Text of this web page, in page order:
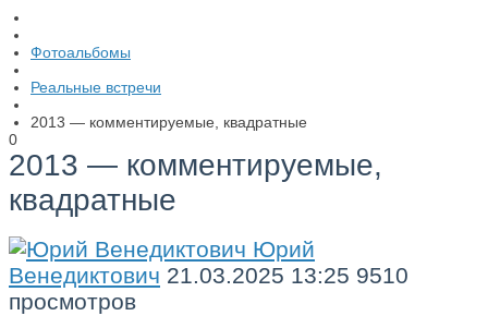
Фотоальбомы
Реальные встречи
2013 — комментируемые, квадратные
0
2013 — комментируемые,
квадратные
Юрий
Венедиктович 21.03.2025 13:25 9510
просмотров